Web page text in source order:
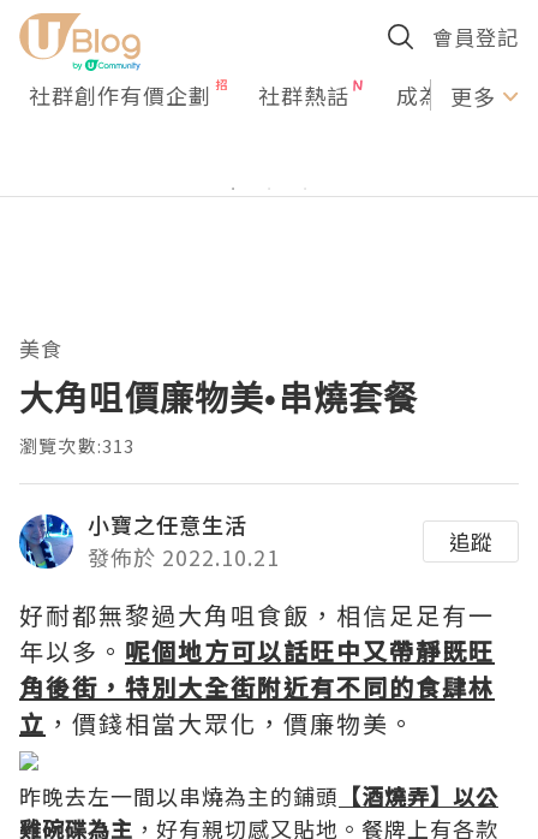
會員登記
社群創作有價企劃 社群熱話 成為U更多
美食
大角咀價廉物美•串燒套餐
瀏覽次數:313
小寶之任意生活
發佈於 2022.10.21
追蹤
好耐都無黎過大角咀食飯，相信足足有一
年以多。 呢個地方可以話旺中又帶靜既旺
角後街，特別大全街附近有不同的食肆林
立 ，價錢相當大眾化，價廉物美。
昨晚去左一間以串燒為主的鋪頭 【酒燒弄】以公
雞碗碟為主 ，好有親切感又貼地。餐牌上有各款